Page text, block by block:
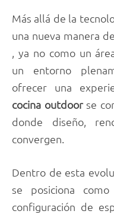
Más allá de la
una nueva manera de
, ya no como un
un entorno
ofrecer una
cocina outdoorse
donde diseño,
convergen.
Dentro de esta
se posiciona
configuración de